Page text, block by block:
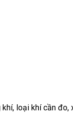
loại khí cần đo,